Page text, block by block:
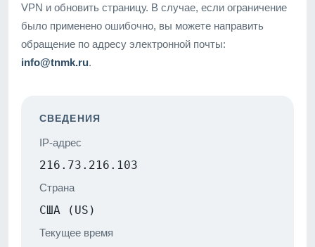
VPN и обновить страницу. В случае, если ограничение
было применено ошибочно, вы можете направить
обращение по адресу электронной почты:
info@tnmk.ru.
СВЕДЕНИЯ
IP-адрес
216.73.216.103
Страна
США (US)
Текущее время